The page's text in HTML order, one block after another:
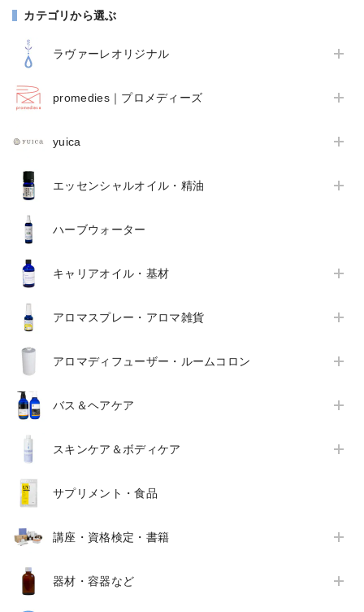
カテゴリから選ぶ
ラヴァーレオリジナル
promedies｜プロメディーズ
yuica
エッセンシャルオイル・精油
ハーブウォーター
キャリアオイル・基材
アロマスプレー・アロマ雑貨
アロマディフューザー・ルームコロン
バス＆ヘアケア
スキンケア＆ボディケア
サプリメント・食品
講座・資格検定・書籍
器材・容器など